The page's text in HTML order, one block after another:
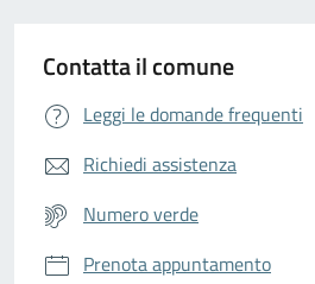
Contatta il comune
Leggi le domande frequenti
Richiedi assistenza
Numero verde
Prenota appuntamento